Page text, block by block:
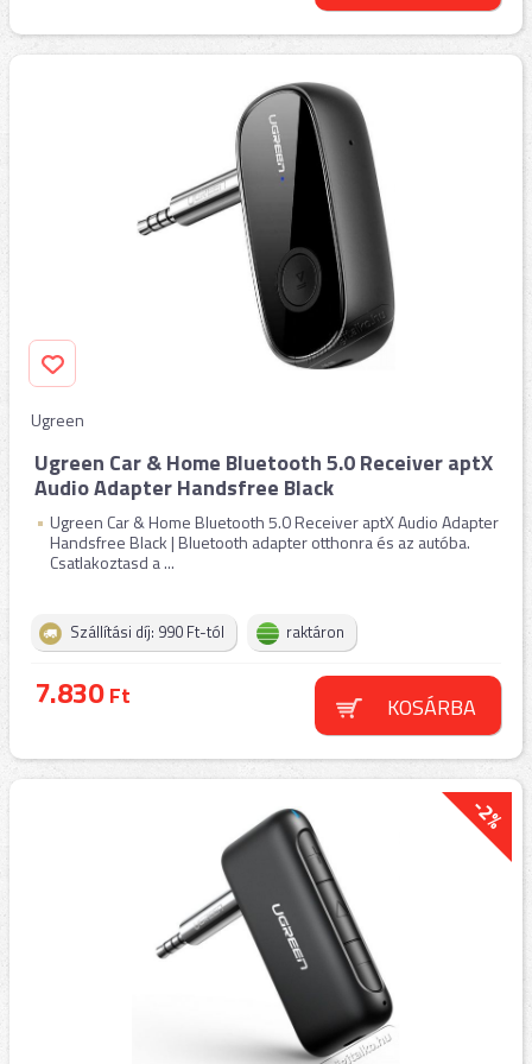
Ugreen
Ugreen Car & Home Bluetooth 5.0 Receiver aptX
Audio Adapter Handsfree Black
Ugreen Car & Home Bluetooth 5.0 Receiver aptX Audio Adapter
Handsfree Black | Bluetooth adapter otthonra és az autóba.
Csatlakoztasd a ...
Szállítási díj: 990 Ft-tól raktáron
7.830Ft KOSÁRBA
-2%